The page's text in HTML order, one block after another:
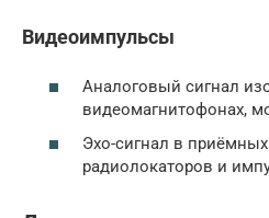
Видеоимпульсы
Аналоговый сигнал
видеомагнитофонах,
Эхо-сигнал в приёмных
радиолокаторов и